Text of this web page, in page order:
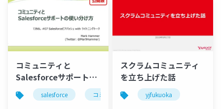
コミュニティと
Salesforceサポートの
使い分け方salesforce コミュニティ サポート
スクラムコミュニティ
を立ち上げた話
yjfukuoka